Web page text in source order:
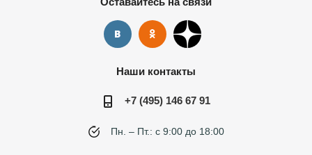
Наши контакты
+7 (495) 146 67 91
Пн. – Пт.: с 9:00 до 18:00